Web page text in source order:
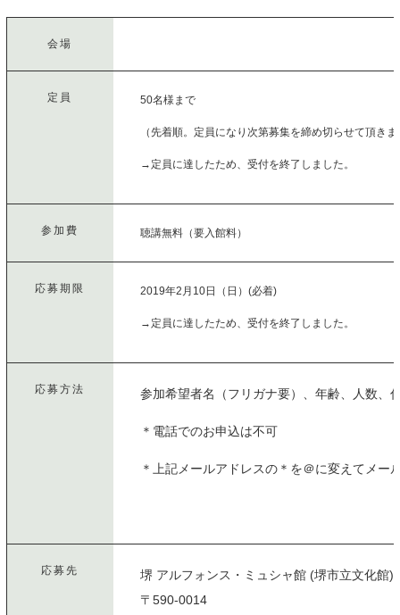
会場
定員 50名様まで
（先着順。定員になり次第募集を締め切らせて頂きま
→定員に達したため、受付を終了しました。
参加費 聴講無料（要入館料）
応募期限 2019年2月10日（日）(必着)
→定員に達したため、受付を終了しました。
応募方法 参加希望者名（フリガナ要）、年齢、人数、
＊電話でのお申込は不可
＊上記メールアドレスの＊を＠に変えてメー
応募先
堺 アルフォンス・ミュシャ館 (堺市立文化
〒590-0014